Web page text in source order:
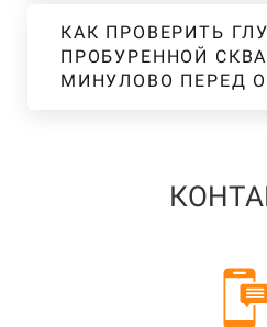
КАК ПРОВЕРИТЬ
ПРОБУРЕННОЙ
МИНУЛОВО ПЕРЕД